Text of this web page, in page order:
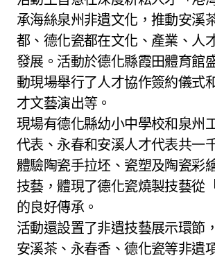
承海絲泉州非遺文化，推動安溪
都、德化瓷都在文化、產業、人
發展。活動於德化縣霞田體育館
動現場舉行了人才協作簽約儀式
才文藝演出等。
現場有德化縣幼小中學校和泉州
代表、永春和安溪人才代表共一
體驗陶瓷手拉坯、瓷塑及陶瓷彩
技藝，體現了德化瓷燒製技藝從
的良好傳承。
活動還設置了非遺技藝展示環節
安溪茶、永春香、德化瓷等非遺